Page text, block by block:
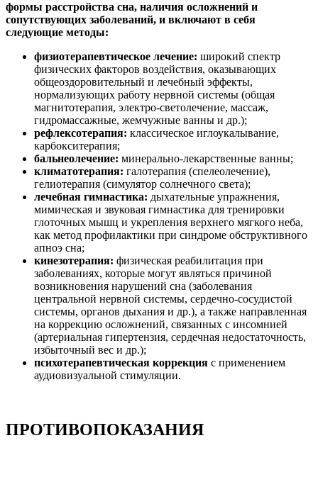
формы расстройства сна, наличия осложнений и
сопутствующих заболеваний, и включают в себя
следующие методы:
физиотерапевтическое лечение: широкий спектр
физических факторов воздействия, оказывающих
общеоздоровительный и лечебный эффекты,
нормализующих работу нервной системы (общая
магнитотерапия, электро-светолечение, массаж,
гидромассажные, жемчужные ванны и др.);
рефлексотерапия: классическое иглоукалывание,
карбокситерапия;
бальнеолечение: минерально-лекарственные ванны;
климатотерапия: галотерапия (спелеолечение),
гелиотерапия (симулятор солнечного света);
лечебная гимнастика: дыхательные упражнения,
мимическая и звуковая гимнастика для тренировки
глоточных мышц и укрепления верхнего мягкого неба,
как метод профилактики при синдроме обструктивного
апноэ сна;
кинезотерапия: физическая реабилитация при
заболеваниях, которые могут являться причиной
возникновения нарушений сна (заболевания
центральной нервной системы, сердечно-сосудистой
системы, органов дыхания и др.), а также направленная
на коррекцию осложнений, связанных с инсомнией
(артериальная гипертензия, сердечная недостаточность,
избыточный вес и др.);
психотерапевтическая коррекция с применением
аудиовизуальной стимуляции.
ПРОТИВОПОКАЗАНИЯ